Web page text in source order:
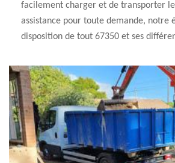
facilement charger et de transporter
assistance pour toute demande, notre
disposition de tout 67350 et ses